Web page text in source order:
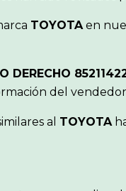
TOYOTAen
DERECHO
del
al TOYOTA